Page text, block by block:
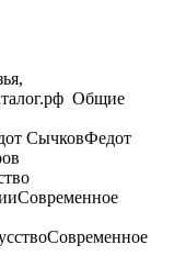
Общие
Федот
Современное
Современное